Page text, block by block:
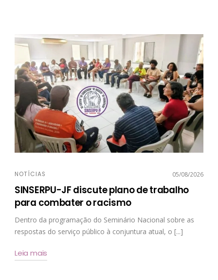
NOTÍCIAS 05/08/2026
SINSERPU-JF discute plano de trabalho
para combater o racismo
Dentro da programação do Seminário Nacional sobre as
respostas do serviço público à conjuntura atual, o [...]
Leia mais